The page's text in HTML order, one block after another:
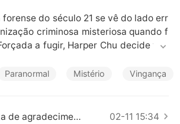
do século 21 se vê do lado err
criminosa misteriosa quando f
a fugir, Harper Chu decide viaj
se meteu fingindo ser filha de um ofici
ela será capaz de salvar e se vingar,
Paranormal Mistério Vingança
Capítulo 966 Nota de agradecimento 02-11 15:34